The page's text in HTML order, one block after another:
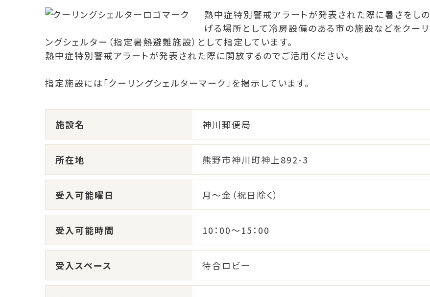
熱中症特別警戒アラートが発表された際に暑さをしの
げる場所として冷房設備のある市の施設などをクーリ
ングシェルター（指定暑熱避難施設）として指定しています。
熱中症特別警戒アラートが発表された際に開放するのでご活用ください。
指定施設には「クーリングシェルターマーク」を掲示しています。
施設名 神川郵便局
所在地 熊野市神川町神上892-3
受入可能曜日 月～金（祝日除く）
受入可能時間 10：00～15：00
受入スペース 待合ロビー